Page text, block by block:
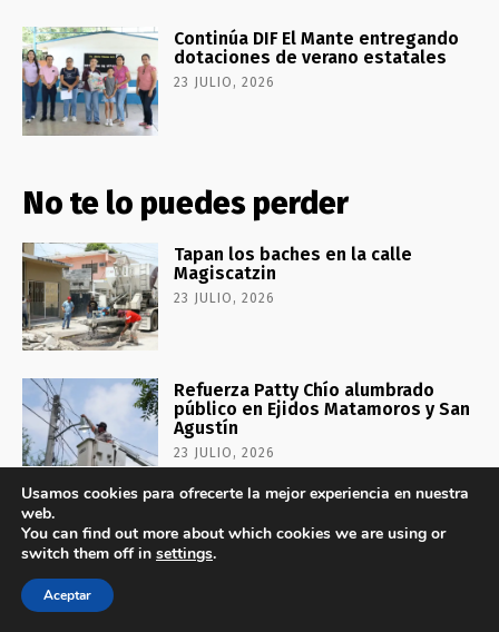
Continúa DIF El Mante entregando
dotaciones de verano estatales
23 JULIO, 2026
No te lo puedes perder
Tapan los baches en la calle
Magiscatzin
23 JULIO, 2026
Refuerza Patty Chío alumbrado
público en Ejidos Matamoros y San
Agustín
23 JULIO, 2026
Continúa DIF El Mante entregando
dotaciones de verano estatales
Usamos cookies para ofrecerte la mejor experiencia en nuestra
web.
You can find out more about which cookies we are using or
switch them off in settings.
Aceptar